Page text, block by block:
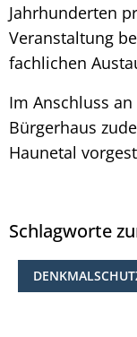
Jahrhunderten
Veranstaltung
fachlichen
Im Anschluss
Bürgerhaus
Haunetal
Schlagworte